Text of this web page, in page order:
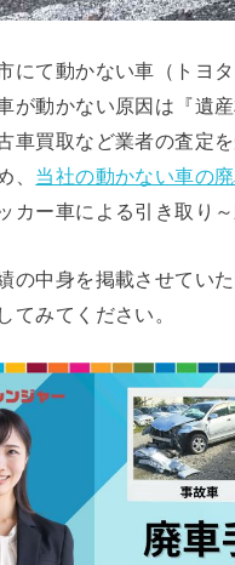
にて動かない車（トヨ
が動かない原因は『遺
車買取など業者の査定
当社の動かない車の
カー車による引き取り
の中身を掲載させてい
てみてください。